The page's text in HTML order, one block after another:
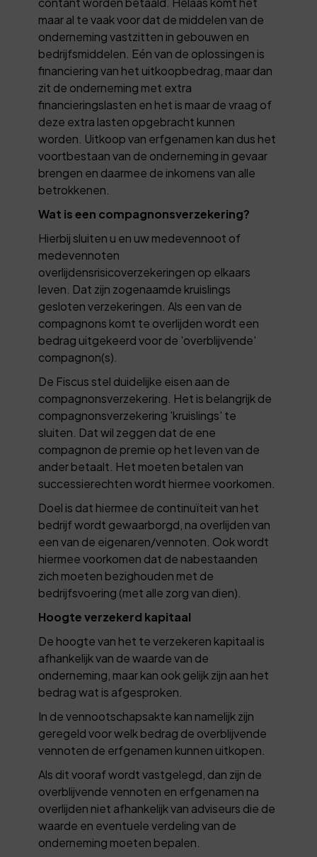
maar al te vaak voor dat de middelen van de
onderneming vastzitten in gebouwen en
bedrijfsmiddelen. Eén van de oplossingen is
financiering van het uitkoopbedrag, maar dan
zit de onderneming met extra
financieringslasten en het is maar de vraag of
deze extra lasten opgebracht kunnen
worden. Uitkoop van erfgenamen kan dus het
voortbestaan van de onderneming in gevaar
brengen en daarmee de inkomens van alle
betrokkenen.
Wat is een compagnonsverzekering?
Hierbij sluiten u en uw medevennoot of
medevennoten
overlijdensrisicoverzekeringen op elkaars
leven. Dat zijn zogenaamde kruislings
gesloten verzekeringen. Als een van de
compagnons komt te overlijden wordt een
bedrag uitgekeerd voor de 'overblijvende'
compagnon(s).
De Fiscus stel duidelijke eisen aan de
compagnonsverzekering. Het is belangrijk de
compagnonsverzekering 'kruislings' te
sluiten. Dat wil zeggen dat de ene
compagnon de premie op het leven van de
ander betaalt. Het moeten betalen van
successierechten wordt hiermee voorkomen.
Doel is dat hiermee de continuïteit van het
bedrijf wordt gewaarborgd, na overlijden van
een van de eigenaren/vennoten. Ook wordt
hiermee voorkomen dat de nabestaanden
zich moeten bezighouden met de
bedrijfsvoering (met alle zorg van dien).
Hoogte verzekerd kapitaal
De hoogte van het te verzekeren kapitaal is
afhankelijk van de waarde van de
onderneming, maar kan ook gelijk zijn aan het
bedrag wat is afgesproken.
In de vennootschapsakte kan namelijk zijn
geregeld voor welk bedrag de overblijvende
vennoten de erfgenamen kunnen uitkopen.
Als dit vooraf wordt vastgelegd, dan zijn de
overblijvende vennoten en erfgenamen na
overlijden niet afhankelijk van adviseurs die de
waarde en eventuele verdeling van de
onderneming moeten bepalen.